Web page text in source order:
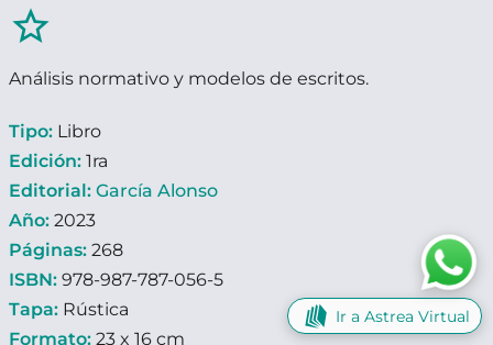
star_border
Análisis normativo y modelos de escritos.
Tipo: Libro
Edición: 1ra
Editorial: García Alonso
Año: 2023
Páginas: 268
ISBN: 978-987-787-056-5
Tapa: Rústica
Formato: 23 x 16 cm
Ir a Astrea Virtual